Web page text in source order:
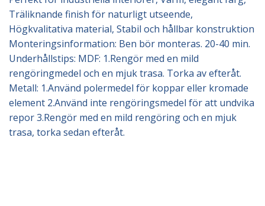
Träliknande finish för naturligt utseende,
Högkvalitativa material, Stabil och hållbar konstruktion
Monteringsinformation: Ben bör monteras. 20-40 min.
Underhållstips: MDF: 1.Rengör med en mild
rengöringmedel och en mjuk trasa. Torka av efteråt.
Metall: 1.Använd polermedel för koppar eller kromade
element 2.Använd inte rengöringsmedel för att undvika
repor 3.Rengör med en mild rengöring och en mjuk
trasa, torka sedan efteråt.